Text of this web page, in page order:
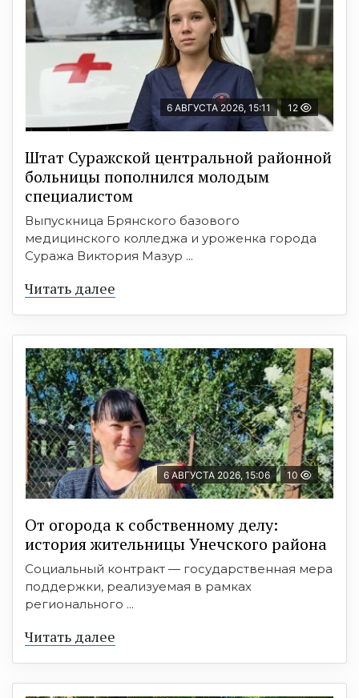
6 АВГУСТА 2026, 15:11 12
Штат Суражской центральной районной
больницы пополнился молодым
специалистом
Выпускница Брянского базового
медицинского колледжа и уроженка города
Суража Виктория Мазур ...
Читать далее
6 АВГУСТА 2026, 15:06 10
От огорода к собственному делу:
история жительницы Унечского района
Социальный контракт — государственная мера
поддержки, реализуемая в рамках
регионального ...
Читать далее